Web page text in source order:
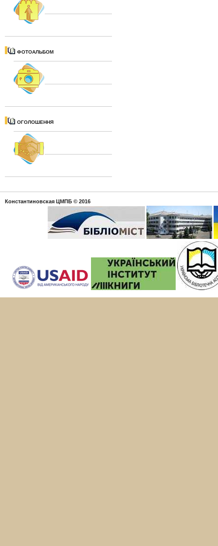
ФОТОАЛЬБОМ
ОГОЛОШЕННЯ
Константиновская ЦМПБ © 2016